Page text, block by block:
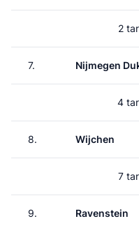
2
7. Nijmegen
4
8. Wijchen
7
9. Ravenstein